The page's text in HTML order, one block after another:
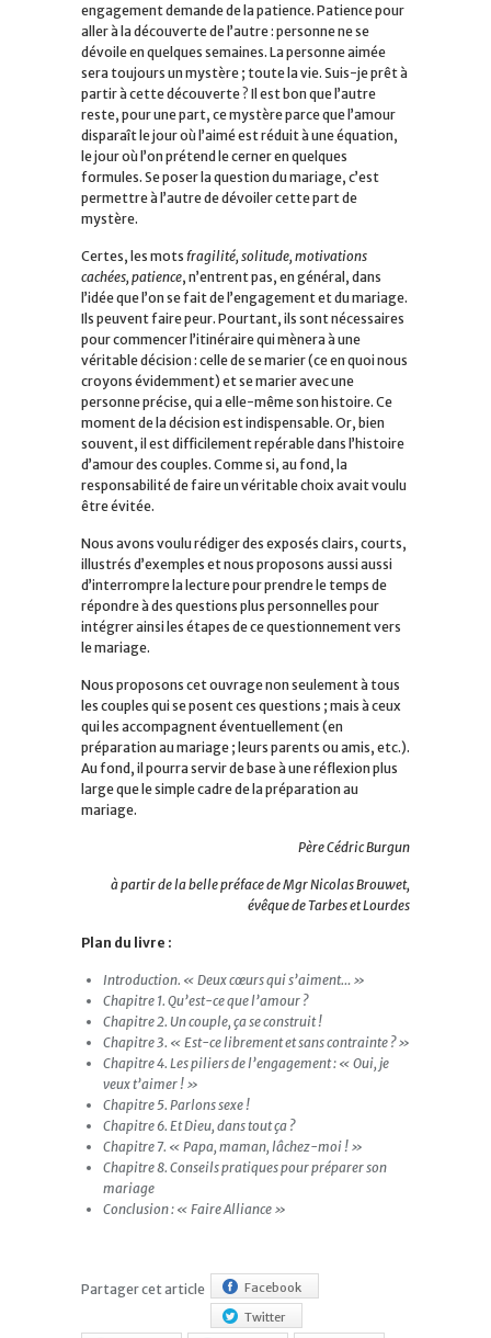
engagement demande de la patience. Patience pour
aller à la découverte de l’autre : personne ne se
dévoile en quelques semaines. La personne aimée
sera toujours un mystère ; toute la vie. Suis-je prêt à
partir à cette découverte ? Il est bon que l’autre
reste, pour une part, ce mystère parce que l’amour
disparaît le jour où l’aimé est réduit à une équation,
le jour où l’on prétend le cerner en quelques
formules. Se poser la question du mariage, c’est
permettre à l’autre de dévoiler cette part de
mystère.
Certes, les mots fragilité, solitude, motivations
cachées, patience, n’entrent pas, en général, dans
l’idée que l’on se fait de l’engagement et du mariage.
Ils peuvent faire peur. Pourtant, ils sont nécessaires
pour commencer l’itinéraire qui mènera à une
véritable décision : celle de se marier (ce en quoi nous
croyons évidemment) et se marier avec une
personne précise, qui a elle-même son histoire. Ce
moment de la décision est indispensable. Or, bien
souvent, il est difficilement repérable dans l’histoire
d’amour des couples. Comme si, au fond, la
responsabilité de faire un véritable choix avait voulu
être évitée.
Nous avons voulu rédiger des exposés clairs, courts,
illustrés d’exemples et nous proposons aussi aussi
d’interrompre la lecture pour prendre le temps de
répondre à des questions plus personnelles pour
intégrer ainsi les étapes de ce questionnement vers
le mariage.
Nous proposons cet ouvrage non seulement à tous
les couples qui se posent ces questions ; mais à ceux
qui les accompagnent éventuellement (en
préparation au mariage ; leurs parents ou amis, etc.).
Au fond, il pourra servir de base à une réflexion plus
large que le simple cadre de la préparation au
mariage.
Père Cédric Burgun
à partir de la belle préface de Mgr Nicolas Brouwet,
évêque de Tarbes et Lourdes
Plan du livre :
Introduction. « Deux cœurs qui s’aiment… »
Chapitre 1. Qu’est-ce que l’amour ?
Chapitre2. Un couple, ça se construit !
Chapitre3. « Est-ce librement et sans contrainte ? »
Chapitre4. Les piliers de l’engagement : « Oui, je
veux t’aimer ! »
Chapitre5. Parlons sexe !
Chapitre6. Et Dieu, dans tout ça ?
Chapitre 7. « Papa, maman, lâchez-moi ! »
Chapitre8. Conseils pratiques pour préparer son
mariage
Conclusion : « Faire Alliance »
Partager cet article
Facebook
Twitter